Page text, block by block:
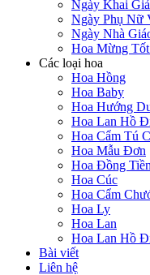
Ngày Khai
Ngày Phụ Nữ
Ngày Nhà
Hoa Mừng
Các loại hoa
Hoa Hồng
Hoa Baby
Hoa Hướng
Hoa Lan Hồ
Hoa Cẩm Tú
Hoa Mẫu Đơn
Hoa Đồng Tiền
Hoa Cúc
Hoa Cẩm
Hoa Ly
Hoa Lan
Hoa Lan Hồ
Bài viết
Liên hệ